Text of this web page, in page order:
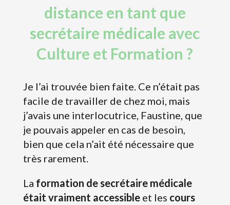
distance en tant que
secrétaire médicale avec
Culture et Formation ?
Je l’ai trouvée bien faite. Ce n’était pas
facile de travailler de chez moi, mais
j’avais une interlocutrice, Faustine, que
je pouvais appeler en cas de besoin,
bien que cela n’ait été nécessaire que
très rarement.
La formation de secrétaire médicale
était vraiment accessibleet les cours